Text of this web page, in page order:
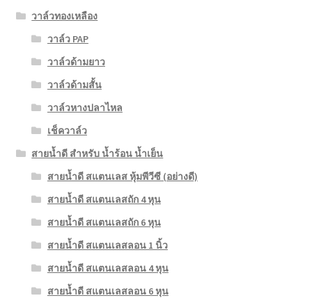
วาล์วทองเหลือง
วาล์ว PAP
วาล์วด้ามยาว
วาล์วด้ามสั้น
วาล์วหางปลาไหล
เช็ควาล์ว
สายน้ำดี สำหรับ น้ำร้อน น้ำเย็น
สายน้ำดี สแตนเลส หุ้มพีวีซี (อย่างดี)
สายน้ำดี สแตนเลสถัก 4 หุน
สายน้ำดี สแตนเลสถัก 6 หุน
สายน้ำดี สแตนเลสลอน 1 นิ้ว
สายน้ำดี สแตนเลสลอน 4 หุน
สายน้ำดี สแตนเลสลอน 6 หุน